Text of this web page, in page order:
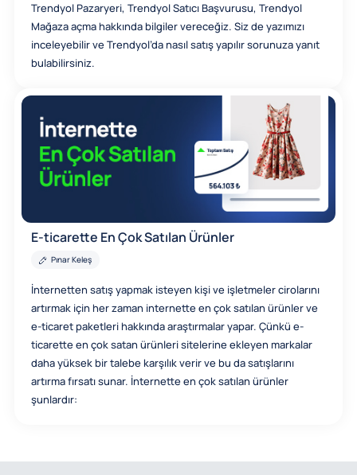
Trendyol Pazaryeri, Trendyol Satıcı Başvurusu, Trendyol
Mağaza açma hakkında bilgiler vereceğiz. Siz de yazımızı
inceleyebilir ve Trendyol’da nasıl satış yapılır sorunuza yanıt
bulabilirsiniz.
E-ticarette En Çok Satılan Ürünler
Pınar Keleş
İnternetten satış yapmak isteyen kişi ve işletmeler cirolarını
artırmak için her zaman internette en çok satılan ürünler ve
e-ticaret paketleri hakkında araştırmalar yapar. Çünkü e-
ticarette en çok satan ürünleri sitelerine ekleyen markalar
daha yüksek bir talebe karşılık verir ve bu da satışlarını
artırma fırsatı sunar. İnternette en çok satılan ürünler
şunlardır: